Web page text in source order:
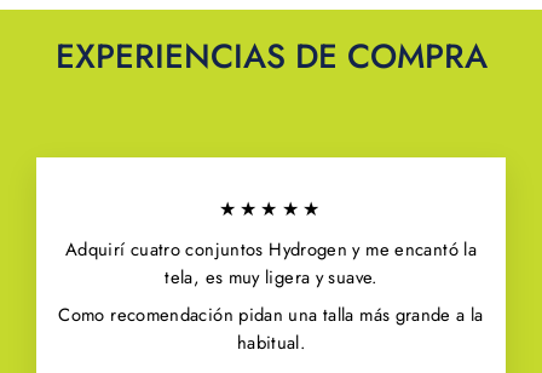
EXPERIENCIAS DE COMPRA
★★★★★
Adquirí cuatro conjuntos Hydrogen y me encantó la
tela, es muy ligera y suave.
Como recomendación pidan una talla más grande a la
habitual.